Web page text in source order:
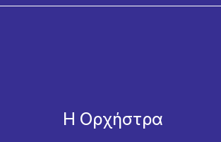
Η Ορχήστρα